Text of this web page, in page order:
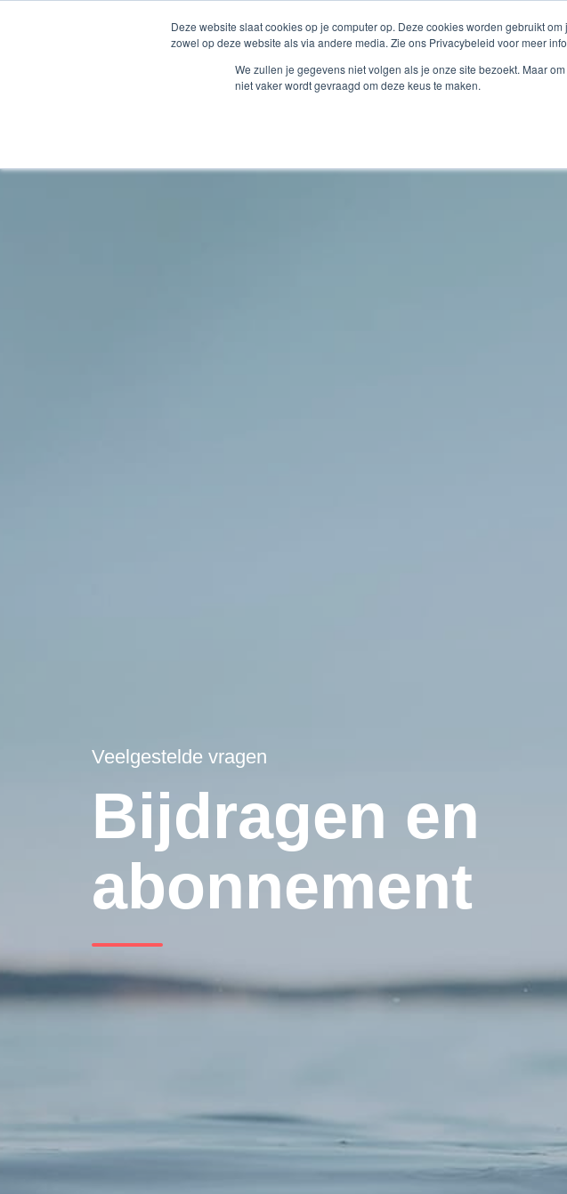
Deze website slaat cookies op je computer op. Deze cookies worden gebruikt
zowel op deze website als via andere media. Zie ons Privacybeleid voor meer
We zullen je gegevens niet volgen als je onze site bezoekt. Maar
niet vaker wordt gevraagd om deze keus te maken.
Veelgestelde vragen
Bijdragen en
abonnement